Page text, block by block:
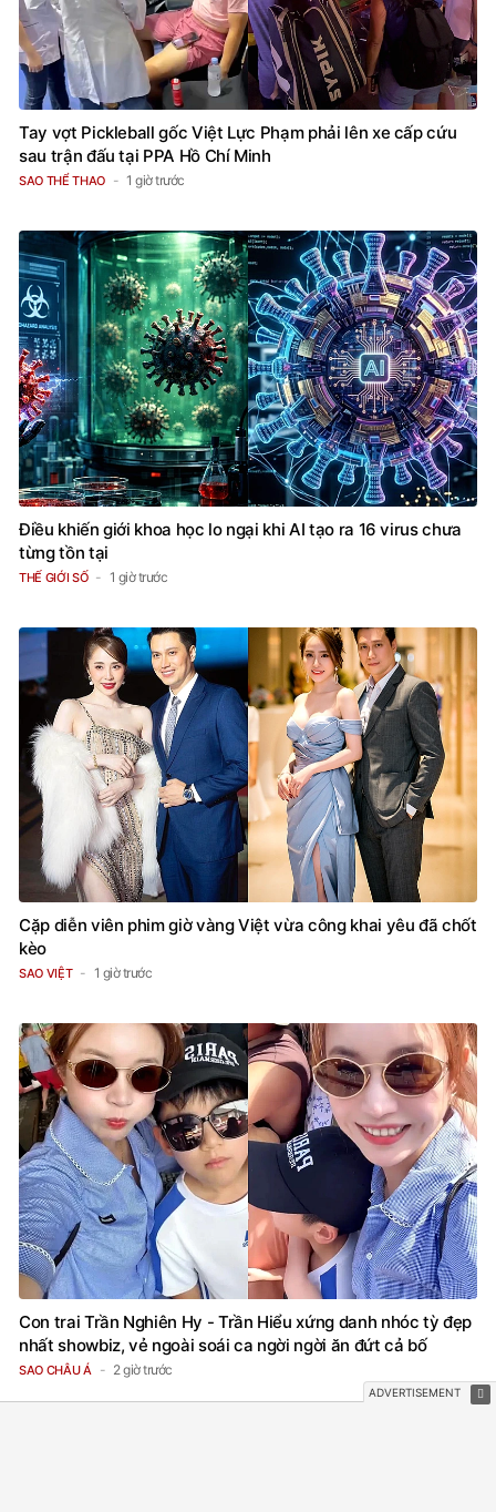
Tay vợt Pickleball gốc Việt Lực Phạm phải lên xe cấp cứu
sau trận đấu tại PPA Hồ Chí Minh
SAO THỂ THAO 1 giờ trước
Điều khiến giới khoa học lo ngại khi AI tạo ra 16 virus chưa
từng tồn tại
THẾ GIỚI SỐ 1 giờ trước
Cặp diễn viên phim giờ vàng Việt vừa công khai yêu đã chốt
kèo
SAO VIỆT 1 giờ trước
Con trai Trần Nghiên Hy - Trần Hiểu xứng danh nhóc tỳ đẹp
nhất showbiz, vẻ ngoài soái ca ngời ngời ăn đứt cả bố
SAO CHÂU Á 2 giờ trước